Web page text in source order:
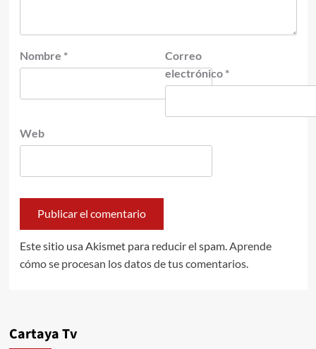
Nombre *
Correo
electrónico *
Web
Este sitio usa Akismet para reducir el spam. Aprende
cómo se procesan los datos de tus comentarios.
Cartaya Tv